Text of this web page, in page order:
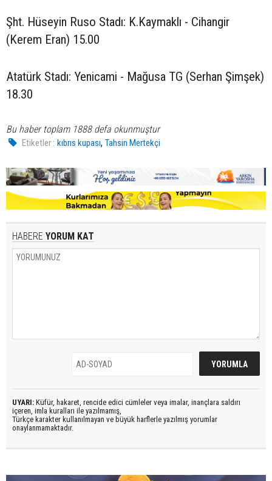
Şht. Hüseyin Ruso Stadı: K.Kaymaklı - Cihangir
(Kerem Eran) 15.00
Atatürk Stadı: Yenicami - Mağusa TG (Serhan Şimşek)
18.30
Bu haber toplam 1888 defa okunmuştur
Etiketler : kıbrıs kupası,Tahsin Mertekçi
HABERE YORUM KAT
UYARI: Küfür, hakaret, rencide edici cümleler veya imalar, inançlara saldırı
içeren, imla kuralları ile yazılmamış,
Türkçe karakter kullanılmayan ve büyük harflerle yazılmış yorumlar
onaylanmamaktadır.